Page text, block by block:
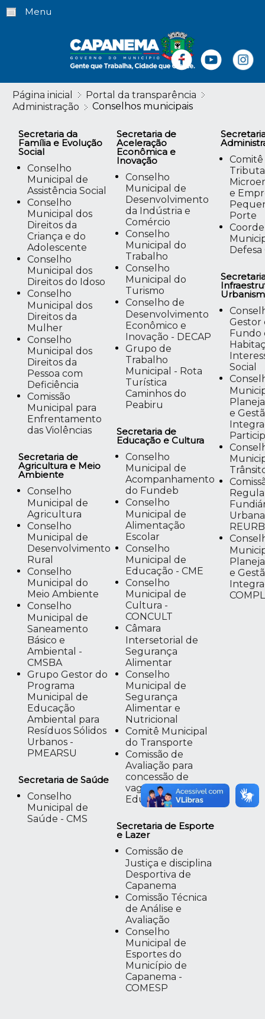
Menu
Página inicial
Portal da transparência
Administração
Conselhos municipais
Secretaria da
Família e Evolução
Social
Conselho
Municipal de
Assistência Social
Conselho
Municipal dos
Direitos da
Criança e do
Adolescente
Conselho
Municipal dos
Direitos do Idoso
Conselho
Municipal dos
Direitos da
Mulher
Conselho
Municipal dos
Direitos da
Pessoa com
Deficiência
Comissão
Municipal para
Enfrentamento
das Violências
Secretaria de
Agricultura e Meio
Ambiente
Conselho
Municipal de
Agricultura
Conselho
Municipal de
Desenvolvimento
Rural
Conselho
Municipal do
Meio Ambiente
Conselho
Municipal de
Saneamento
Básico e
Ambiental -
CMSBA
Grupo Gestor do
Programa
Municipal de
Educação
Ambiental para
Resíduos Sólidos
Urbanos -
PMEARSU
Secretaria de Saúde
Conselho
Municipal de
Saúde - CMS
Secretaria de
Aceleração
Econômica e
Inovação
Conselho
Municipal de
Desenvolvimento
da Indústria e
Comércio
Conselho
Municipal do
Trabalho
Conselho
Municipal do
Turismo
Conselho de
Desenvolvimento
Econômico e
Inovação - DECAP
Grupo de
Trabalho
Municipal - Rota
Turística
Caminhos do
Peabiru
Secretaria de
Educação e Cultura
Conselho
Municipal de
Acompanhamento
do Fundeb
Conselho
Municipal de
Alimentação
Escolar
Conselho
Municipal de
Educação - CME
Conselho
Municipal de
Cultura -
CONCULT
Câmara
Intersetorial de
Segurança
Alimentar
Conselho
Municipal de
Segurança
Alimentar e
Nutricional
Comitê Municipal
do Transporte
Comissão de
Avaliação para
concessão de
vagas integrais da
Educação Infantil
Secretaria de Esporte
e Lazer
Comissão de
Justiça e disciplina
Desportiva de
Capanema
Comissão Técnica
de Análise e
Avaliação
Conselho
Municipal de
Esportes do
Município de
Capanema -
COMESP
e
Porte
Defesa
Gestor
Fundo
Social
e
REURB
e